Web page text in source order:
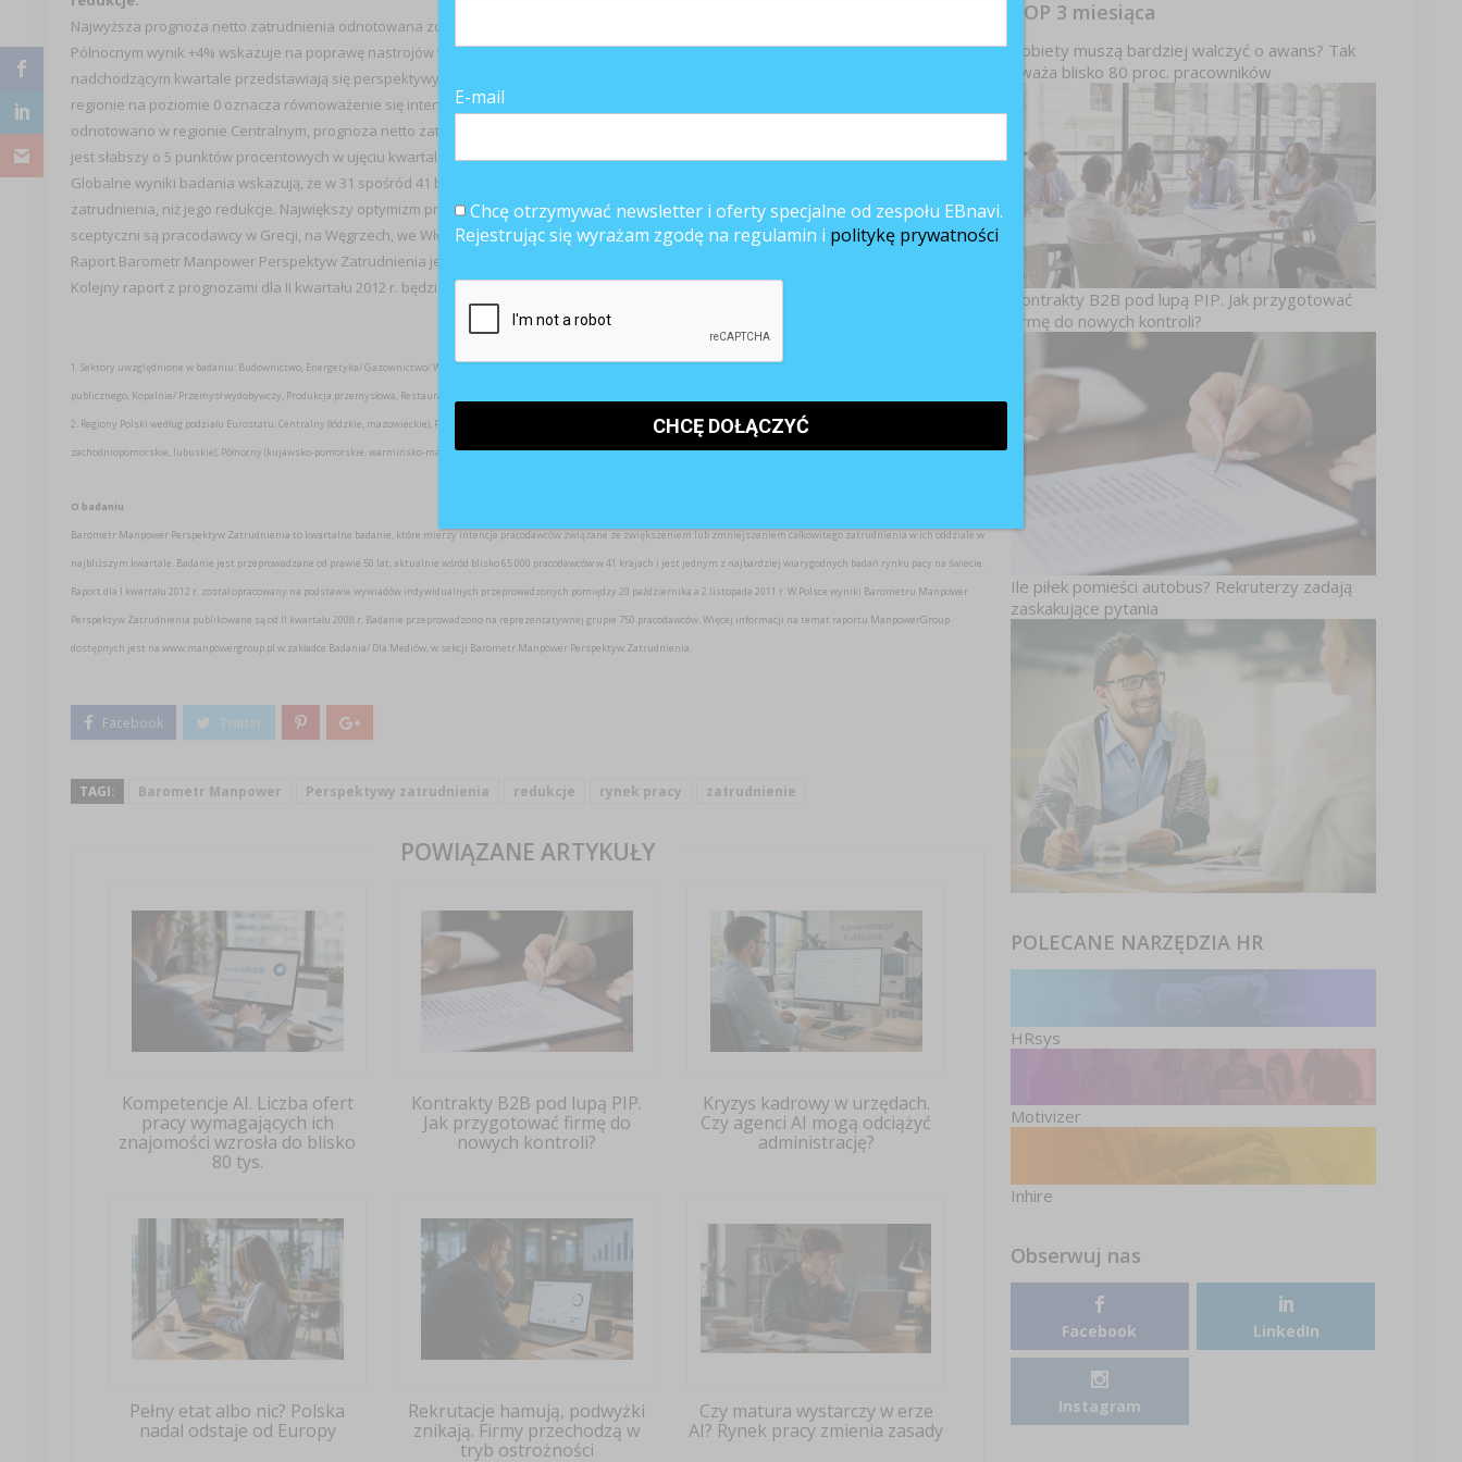
Najwyższa prognoza netto zatrudnienia odnotowana została dla regionu Południowego i osiągnęła umiarkowane +7%. W regionie
Północnym wynik +4% wskazuje na poprawę nastrojów w ujęciu rocznym, przy braku zmiany kwartał do kwartału. Najsłabiej w
nadchodzącym kwartale przedstawiają się perspektywy zatrudnienia w regionie Północno-Zachodnim. Prognoza netto zatrudnienia w tym
regionie na poziomie 0 oznacza równoważenie się intencji do tworzenia i redukcji etatów. Znaczące pogorszenie nastrojów pracodawców
odnotowano w regionie Centralnym, prognoza netto zatrudnienia osiąga tam +1% i jest to najniższy poziom od II kwartału 2009 r. Wynik ten
jest słabszy o 5 punktów procentowych w ujęciu kwartalnym oraz o 13 punktów procentowych rok do roku.
Globalne wyniki badania wskazują, że w 31 spośród 41 badanych krajach w I kwartale 2012 r. więcej pracodawców planuje zwiększanie
zatrudnienia, niż jego redukcje. Największy optymizm przejawiają respondenci z Indii, Brazylii, Tajwanu, Panamy i Turcji. Z kolei najbardziej
sceptyczni są pracodawcy w Grecji, na Węgrzech, we Włoszech i w Hiszpanii.
Raport Barometr Manpower Perspektyw Zatrudnienia jest bezpłatny i ogólnodostępny na stronie internetowej www.manpowergroup.pl.
Kolejny raport z prognozami dla II kwartału 2012 r. będzie opublikowany w dniu 13 marca 2012 r.
1. Sektory uwzględnione w badaniu: Budownictwo, Energetyka/ Gazownictwo/ Wodociągi, Finanse/ Ubezpieczenia/ Nieruchomości/ Usługi, Handel detaliczny i hurtowy, Instytucje sektora
publicznego, Kopalnie/ Przemysł wydobywczy, Produkcja przemysłowa, Restauracje/ Hotele, Rolnictwo/ Leśnictwo/ Rybołówstwo, Transport/ Logistyka.
2. Regiony Polski według podziału Eurostatu: Centralny (łódzkie, mazowieckie), Południowo-Zachodni (dolnośląskie, opolskie), Południowy (małopolskie, śląskie), Północno-Zachodni (wielkopolskie,
zachodniopomorskie, lubuskie), Północny (kujawsko-pomorskie, warmińsko-mazurskie, pomorskie), Wschodni (lubelskie, podkarpackie, świętokrzyskie, podlaskie).
O badaniu
Barometr Manpower Perspektyw Zatrudnienia to kwartalne badanie, które mierzy intencje pracodawców związane ze zwiększeniem lub zmniejszeniem całkowitego zatrudnienia w ich oddziale w
najbliższym kwartale. Badanie jest przeprowadzane od prawie 50 lat, aktualnie wśród blisko 65 000 pracodawców w 41 krajach i jest jednym z najbardziej wiarygodnych badań rynku pacy na świecie.
Raport dla I kwartału 2012 r. został opracowany na podstawie wywiadów indywidualnych przeprowadzonych pomiędzy 20 października a 2 listopada 2011 r. W Polsce wyniki Barometru Manpower
Perspektyw Zatrudnienia publikowane są od II kwartału 2008 r. Badanie przeprowadzono na reprezentatywnej grupie 750 pracodawców. Więcej informacji na temat raportu ManpowerGroup
dostępnych jest na www.manpowergroup.pl w zakładce Badania/ Dla Mediów, w sekcji Barometr Manpower Perspektyw Zatrudnienia.
TAGI: Barometr Manpower Perspektywy zatrudnienia redukcje rynek pracy zatrudnienie
POWIĄZANE ARTYKUŁY
Kompetencje AI. Liczba ofert
pracy wymagających ich
znajomości wzrosła do blisko
80 tys.
Kontrakty B2B pod lupą PIP.
Jak przygotować firmę do
nowych kontroli?
Kryzys kadrowy w urzędach.
Czy agenci AI mogą odciążyć
administrację?
Pełny etat albo nic? Polska
nadal odstaje od Europy
Rekrutacje hamują, podwyżki
znikają. Firmy przechodzą w
tryb ostrożności
Czy matura wystarczy w erze
AI? Rynek pracy zmienia zasady
TOP 3 miesiąca
Kobiety muszą bardziej walczyć o awans? Tak
uważa blisko 80 proc. pracowników
Kontrakty B2B pod lupą PIP. Jak przygotować
firmę do nowych kontroli?
Ile piłek pomieści autobus? Rekruterzy zadają
zaskakujące pytania
POLECANE NARZĘDZIA HR
HRsys
Motivizer
Inhire
Obserwuj nas
Facebook LinkedIn
Instagram
E-mail
Chcę otrzymywać newsletter i oferty specjalne od zespołu EBnavi.
Rejestrując się wyrażam zgodę na regulamin i politykę prywatności